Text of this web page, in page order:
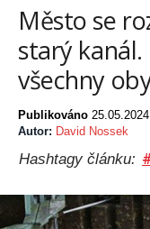
Město se
starý kanál.
všechny
Publikováno 25.05.2024
Autor: David Nossek
Hashtagy článku: